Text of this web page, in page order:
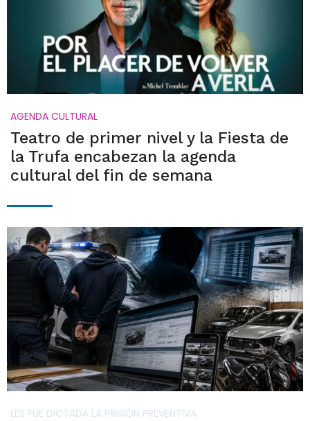
AGENDA CULTURAL
Teatro de primer nivel y la Fiesta de
la Trufa encabezan la agenda
cultural del fin de semana
LES FUE DICTADA LA PRISIÓN PREVENTIVA